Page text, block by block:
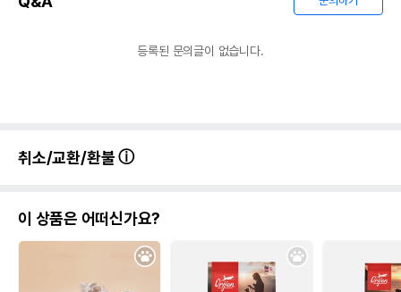
등록된 문의글이 없습니다.
취소/교환/환불
이 상품은 어떠신가요?